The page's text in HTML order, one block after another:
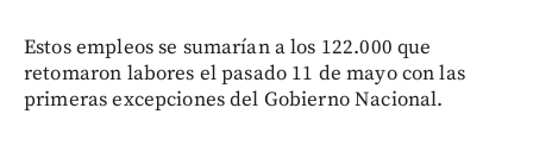
Estos empleos se sumarían a los 122.000 que
retomaron labores el pasado 11 de mayo con las
primeras excepciones del Gobierno Nacional.